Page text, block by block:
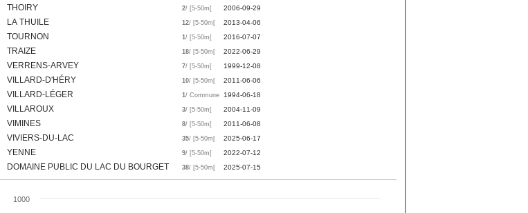
THOIRY 2/ [5-50m[ 2006-09-29
LA THUILE 12/ [5-50m[ 2013-04-06
TOURNON 1/ [5-50m[ 2016-07-07
TRAIZE 18/ [5-50m[ 2022-06-29
VERRENS-ARVEY 7/ [5-50m[ 1999-12-08
VILLARD-D'HÉRY 10/ [5-50m[ 2011-06-06
VILLARD-LÉGER 1/ Commune 1994-06-18
VILLAROUX 3/ [5-50m[ 2004-11-09
VIMINES 8/ [5-50m[ 2011-06-08
VIVIERS-DU-LAC 35/ [5-50m[ 2025-06-17
YENNE 9/ [5-50m[ 2022-07-12
DOMAINE PUBLIC DU LAC DU BOURGET 38/ [5-50m[ 2025-07-15
1000